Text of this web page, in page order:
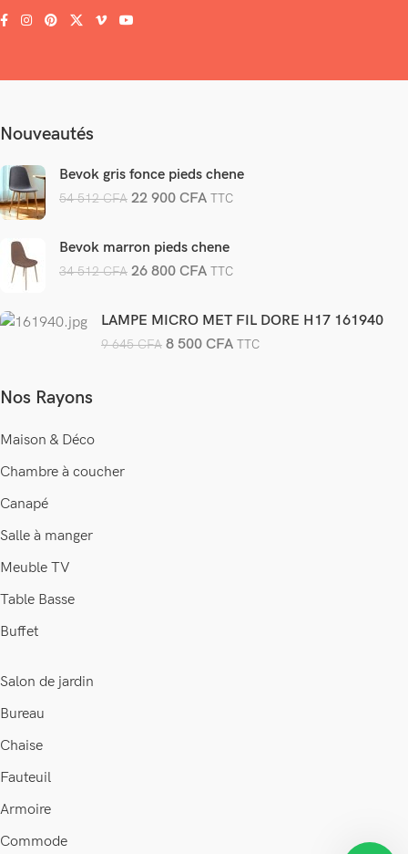
Nouveautés
Bevok gris fonce pieds chene
54 512CFA 22 900CFA TTC
Bevok marron pieds chene
34 512CFA 26 800CFA TTC
LAMPE MICRO MET FIL DORE H17 161940
9 645CFA 8 500CFA TTC
Nos Rayons
Maison & Déco
Chambre à coucher
Canapé
Salle à manger
Meuble TV
Table Basse
Buffet
Salon de jardin
Bureau
Chaise
Fauteuil
Armoire
Commode